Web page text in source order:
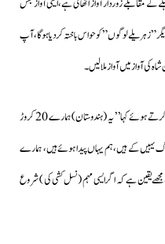
مقابلے زوردار آواز اٹھائی ہے،ایسی آواز جس
” زہریلے لوگوں ” کو حواس باختہ کردیا ہوگا،آپ
کی آواز میں آواز ملالیں۔
نصیرالدین شاہ نے ’دی وائر‘ کے لیے کرن تھاپر سے بات کرتے ہوئے کہا’’یہ (ہندوستان) ہمارے 20 کروڑ
کے لیے مادرِ وطن ہے، ہم 20 کروڑ لوگ یہیں کے ہیں،ہم یہاں پیدا ہوئے ہیں، ہمارے
مجھے یقین ہے کہ اگر ایسی مہم (نسل کشی کی ) شروع